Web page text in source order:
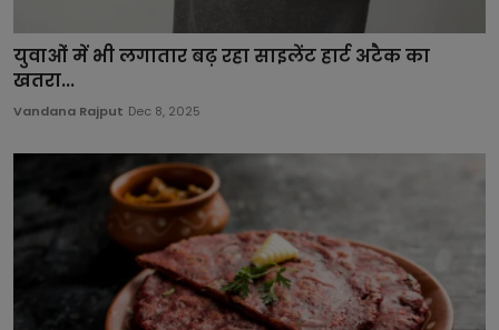
युवाओं में भी लगातार बढ़ रहा साइलेंट हार्ट अटैक का
खतरा...
Vandana Rajput Dec 8, 2025